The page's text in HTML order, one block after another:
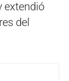
extendió
del